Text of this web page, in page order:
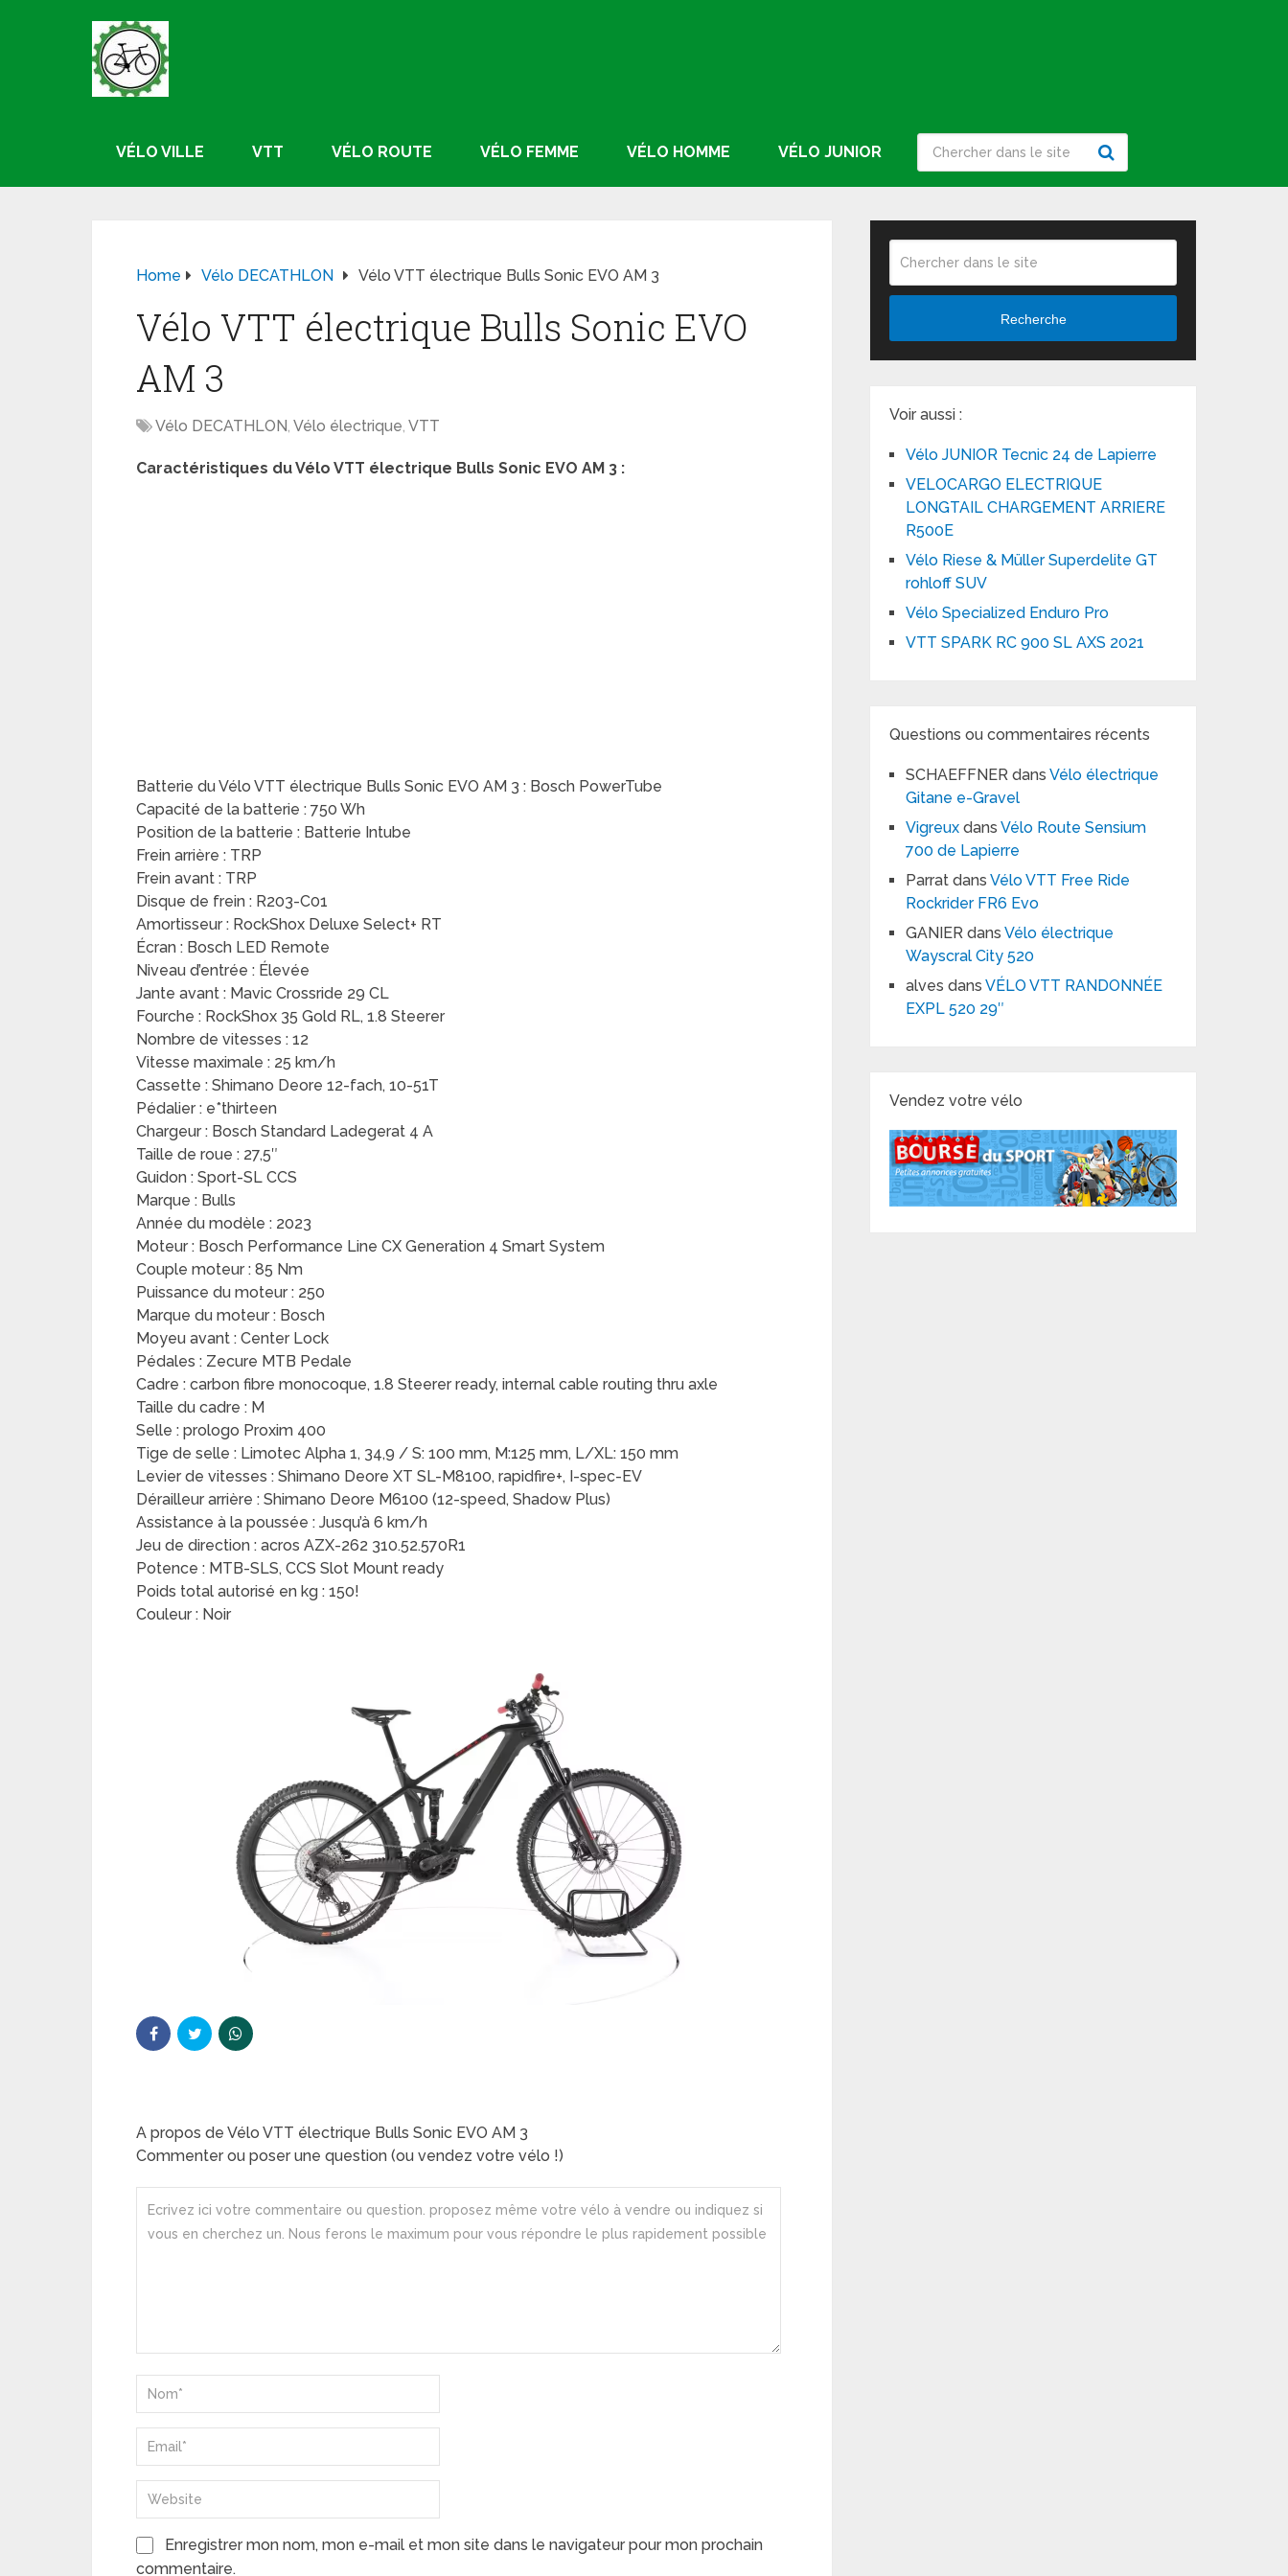
VÉLO VILLE VTT VÉLO ROUTE VÉLO FEMME VÉLO HOMME VÉLO JUNIOR
Home Vélo DECATHLON Vélo VTT électrique Bulls Sonic EVO AM 3
Vélo VTT électrique Bulls Sonic EVO
AM 3
Vélo DECATHLON, Vélo électrique, VTT
Caractéristiques du Vélo VTT électrique Bulls Sonic EVO AM 3 :
Batterie du Vélo VTT électrique Bulls Sonic EVO AM 3 : Bosch PowerTube
Capacité de la batterie : 750 Wh
Position de la batterie : Batterie Intube
Frein arrière : TRP
Frein avant : TRP
Disque de frein : R203-C01
Amortisseur : RockShox Deluxe Select+ RT
Écran : Bosch LED Remote
Niveau d’entrée : Élevée
Jante avant : Mavic Crossride 29 CL
Fourche : RockShox 35 Gold RL, 1.8 Steerer
Nombre de vitesses : 12
Vitesse maximale : 25 km/h
Cassette : Shimano Deore 12-fach, 10-51T
Pédalier : e*thirteen
Chargeur : Bosch Standard Ladegerat 4 A
Taille de roue : 27,5″
Guidon : Sport-SL CCS
Marque : Bulls
Année du modèle : 2023
Moteur : Bosch Performance Line CX Generation 4 Smart System
Couple moteur : 85 Nm
Puissance du moteur : 250
Marque du moteur : Bosch
Moyeu avant : Center Lock
Pédales : Zecure MTB Pedale
Cadre : carbon fibre monocoque, 1.8 Steerer ready, internal cable routing thru axle
Taille du cadre : M
Selle : prologo Proxim 400
Tige de selle : Limotec Alpha 1, 34,9 / S: 100 mm, M:125 mm, L/XL: 150 mm
Levier de vitesses : Shimano Deore XT SL-M8100, rapidfire+, I-spec-EV
Dérailleur arrière : Shimano Deore M6100 (12-speed, Shadow Plus)
Assistance à la poussée : Jusqu’à 6 km/h
Jeu de direction : acros AZX-262 310.52.570R1
Potence : MTB-SLS, CCS Slot Mount ready
Poids total autorisé en kg : 150!
Couleur : Noir
A propos de Vélo VTT électrique Bulls Sonic EVO AM 3
Commenter ou poser une question (ou vendez votre vélo !)
Enregistrer mon nom, mon e-mail et mon site dans le navigateur pour mon prochain
commentaire.
Recherche
Voir aussi :
Vélo JUNIOR Tecnic 24 de Lapierre
VELOCARGO ELECTRIQUE
LONGTAIL CHARGEMENT ARRIERE
R500E
Vélo Riese & Müller Superdelite GT
rohloff SUV
Vélo Specialized Enduro Pro
VTT SPARK RC 900 SL AXS 2021
Questions ou commentaires récents
SCHAEFFNER dansVélo électrique
Gitane e-Gravel
Vigreux dansVélo Route Sensium
700 de Lapierre
Parrat dansVélo VTT Free Ride
Rockrider FR6 Evo
GANIER dansVélo électrique
Wayscral City 520
alves dansVÉLO VTT RANDONNÉE
EXPL 520 29″
Vendez votre vélo